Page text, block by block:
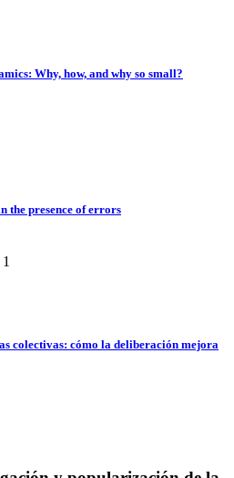
Why, how, and why so small?
the presence of errors
colectivas: cómo la deliberación mejora